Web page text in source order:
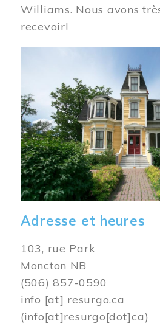
Williams. Nous avons
recevoir!
Adresse et heures
103, rue Park
Moncton NB
(506) 857-0590
info [at] resurgo.ca
(info[at]resurgo[dot]ca)